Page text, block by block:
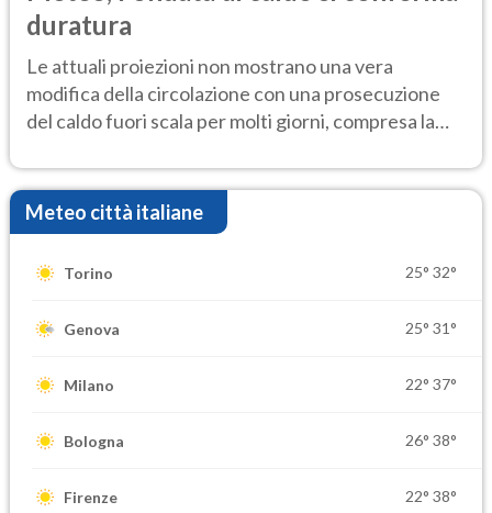
duratura
Le attuali proiezioni non mostrano una vera
modifica della circolazione con una prosecuzione
del caldo fuori scala per molti giorni, compresa la
Meteo città italiane
Torino 25° 32°
Genova 25° 31°
Milano 22° 37°
Bologna 26° 38°
Firenze 22° 38°